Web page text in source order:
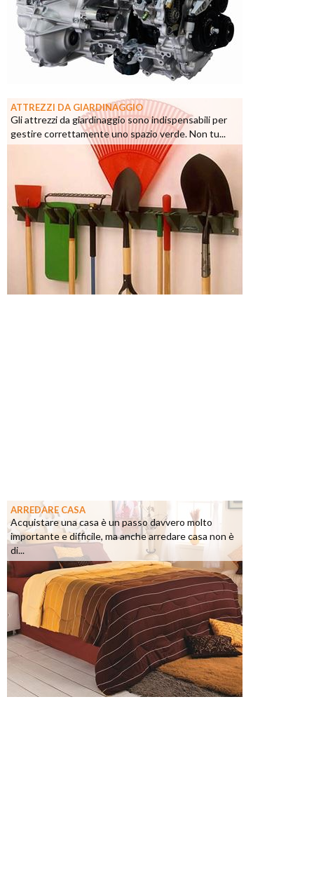
ATTREZZI DA GIARDINAGGIO
Gli attrezzi da giardinaggio sono indispensabili per
gestire correttamente uno spazio verde. Non tu...
ARREDARE CASA
Acquistare una casa è un passo davvero molto
importante e difficile, ma anche arredare casa non è
di...